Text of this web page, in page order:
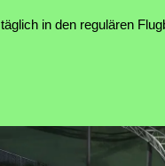
täglich in den regulären